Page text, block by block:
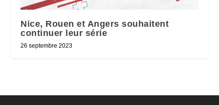
Nice, Rouen et Angers souhaitent
continuer leur série
26 septembre 2023